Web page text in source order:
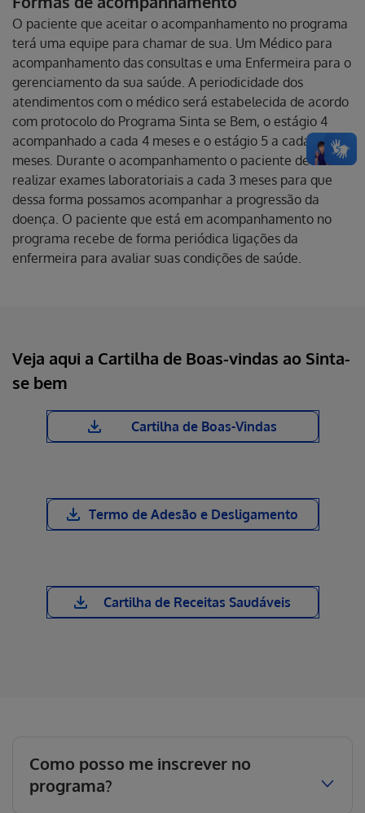
O paciente que aceitar o acompanhamento no programa
terá uma equipe para chamar de sua. Um Médico para
acompanhamento das consultas e uma Enfermeira para o
gerenciamento da sua saúde. A periodicidade dos
atendimentos com o médico será estabelecida de acordo
com protocolo do Programa Sinta se Bem, o estágio 4
acompanhado a cada 4 meses e o estágio 5 a cada 2
meses. Durante o acompanhamento o paciente deverá
realizar exames laboratoriais a cada 3 meses para que
dessa forma possamos acompanhar a progressão da
doença. O paciente que está em acompanhamento no
programa recebe de forma periódica ligações da
enfermeira para avaliar suas condições de saúde.
Veja aqui a Cartilha de Boas-vindas ao Sinta-
se bem
Cartilha de Boas-Vindas
Termo de Adesão e Desligamento
Cartilha de Receitas Saudáveis
Como posso me inscrever no
programa?